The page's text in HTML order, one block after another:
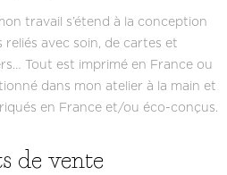
travail s’étend à la conception
avec soin, de cartes et
Tout est imprimé en France ou
dans mon atelier à la main et
en France et/ou éco-conçus.
de vente